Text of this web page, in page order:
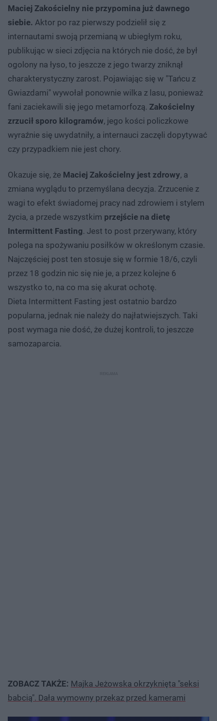
Maciej Zakościelny nie przypomina już dawnego
siebie. Aktor po raz pierwszy podzielił się z
internautami swoją przemianą w ubiegłym roku,
publikując w sieci zdjęcia na których nie dość, że był
ogolony na łyso, to jeszcze z jego twarzy zniknął
charakterystyczny zarost. Pojawiając się w "Tańcu z
Gwiazdami" wywołał ponownie wilka z lasu, ponieważ
fani zaciekawili się jego metamorfozą. Zakościelny
zrzucił sporo kilogramów, jego kości policzkowe
wyraźnie się uwydatniły, a internauci zaczęli dopytywać
czy przypadkiem nie jest chory.
Okazuje się, że Maciej Zakościelny jest zdrowy, a
zmiana wyglądu to przemyślana decyzja. Zrzucenie z
wagi to efekt świadomej pracy nad zdrowiem i stylem
życia, a przede wszystkim przejście na dietę
Intermittent Fasting. Jest to post przerywany, który
polega na spożywaniu posiłków w określonym czasie.
Najczęściej post ten stosuje się w formie 18/6, czyli
przez 18 godzin nic się nie je, a przez kolejne 6
wszystko to, na co ma się akurat ochotę.
Dieta Intermittent Fasting jest ostatnio bardzo
popularna, jednak nie należy do najłatwiejszych. Taki
post wymaga nie dość, że dużej kontroli, to jeszcze
samozaparcia.
ZOBACZ TAKŻE: Majka Jeżowska okrzyknięta "seksi
babcią". Dała wymowny przekaz przed kamerami